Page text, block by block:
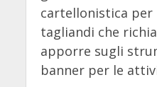
cartellonistica
tagliandi che
apporre sugli
banner per le